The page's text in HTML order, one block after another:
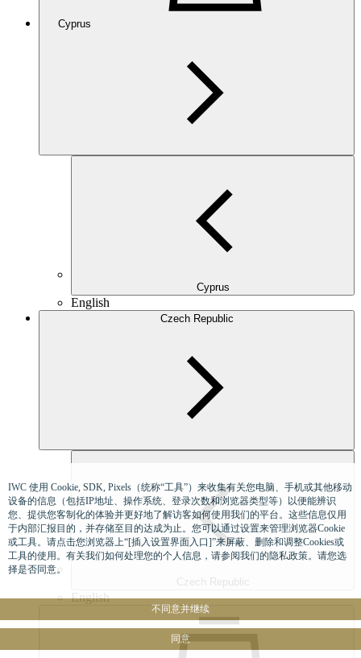
Cyprus
Cyprus
English
Czech Republic
Czech Republic
English
IWC 使用 Cookie, SDK, Pixels（统称“工具”）来收集有关您电脑、手机或其他移动
设备的信息（包括IP地址、操作系统、登录次数和浏览器类型等）以便能辨识
您、提供您客制化的体验并更好地了解访客如何使用我们的平台。这些信息仅用
于内部汇报目的，并存储至目的达成为止。您可以通过设置来管理浏览器Cookie
或工具。请点击您浏览器上“[插入设置界面入口]”来屏蔽、删除和调整Cookies或
工具的使用。有关我们如何处理您的个人信息，请参阅我们的隐私政策。请您选
择是否同意。
不同意并继续
同意